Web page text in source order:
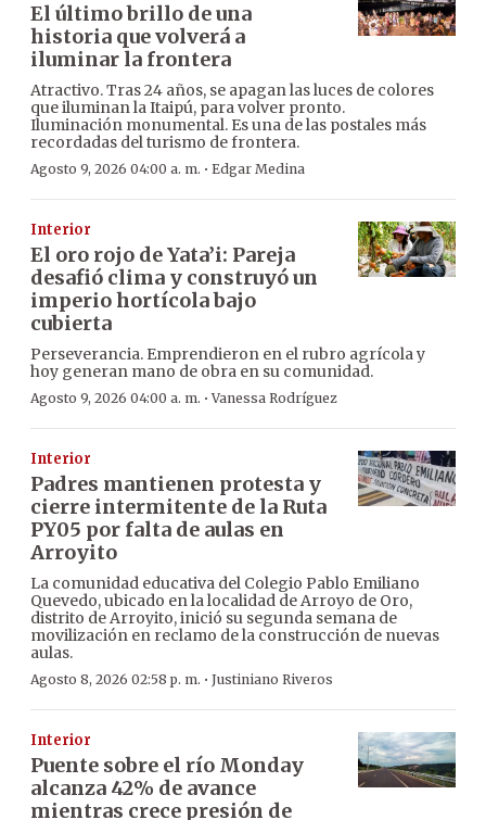
El último brillo de una
historia que volverá a
iluminar la frontera
Atractivo. Tras 24 años, se apagan las luces de colores
que iluminan la Itaipú, para volver pronto.
Iluminación monumental. Es una de las postales más
recordadas del turismo de frontera.
Agosto 9, 2026 04:00 a. m. · Edgar Medina
Interior
El oro rojo de Yata’i: Pareja
desafió clima y construyó un
imperio hortícola bajo
cubierta
Perseverancia. Emprendieron en el rubro agrícola y
hoy generan mano de obra en su comunidad.
Agosto 9, 2026 04:00 a. m. ·Vanessa Rodríguez
Interior
Padres mantienen protesta y
cierre intermitente de la Ruta
PY05 por falta de aulas en
Arroyito
La comunidad educativa del Colegio Pablo Emiliano
Quevedo, ubicado en la localidad de Arroyo de Oro,
distrito de Arroyito, inició su segunda semana de
movilización en reclamo de la construcción de nuevas
aulas.
Agosto 8, 2026 02:58 p. m. · Justiniano Riveros
Interior
Puente sobre el río Monday
alcanza 42% de avance
mientras crece presión de